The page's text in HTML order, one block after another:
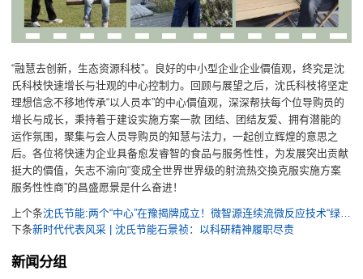
“融慧去创新，生态资源科枝”。良好的中小型企业企业價值观，终究是沈
氏科枝快速增长与壮观的中心控制力。回顾与展望之后，沈氏科枝将坚定
理想信念不移地传承“以人员本”的中心價值观，深深帮扶每个位导购员的
增长与成长，秉持着于建设实施方案一款 团结、团结友爱、拥有潜能的
运作氛围，聚集与会人员导购员的知慧与法力，一起创立辉煌的意思之
后。各位将快速为企业具备愈发睿智的食品与服务性性，为发展突出贡献
挺大的價值，矢志不渝向“变成全世界世界级的射流热交換克服实施方案
服务性性商”的昌盛愿景是什么奋进！
上个条
沈氏节能:两个“中心”在豫揭牌成立！微智源连续流微反应技术“绿”启新程
下条新时代代表风采 | 沈氏节能石景祯：以科研精神履职尽责
新闻分组